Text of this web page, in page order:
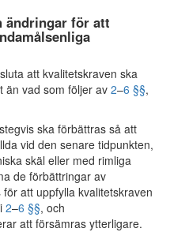
ändringar för att
att kvalitetskraven ska
än vad som följer av 2–6 §§,
ska förbättras så att
vid den senare tidpunkten,
skäl eller med rimliga
de förbättringar av
att uppfylla kvalitetskraven
2–6 §§, och
att försämras ytterligare.